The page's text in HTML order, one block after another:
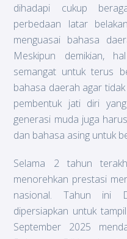
dihadapi cukup
perbedaan latar
menguasai bahasa
Meskipun demikian,
semangat untuk terus
bahasa daerah agar
pembentuk jati diri
generasi muda juga
dan bahasa asing untuk
Selama 2 tahun
menorehkan prestasi
nasional. Tahun ini
dipersiapkan untuk
September 2025